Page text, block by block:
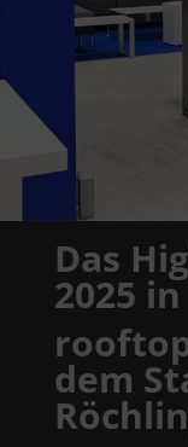
Das
2025
dem